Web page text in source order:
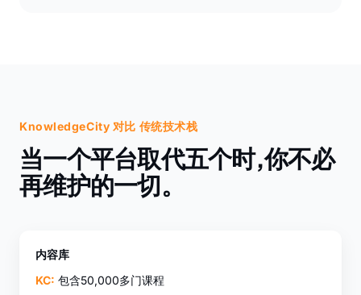
KnowledgeCity 对比 传统技术栈
当一个平台取代五个时,你不必
再维护的一切。
内容库
KC: 包含50,000多门课程